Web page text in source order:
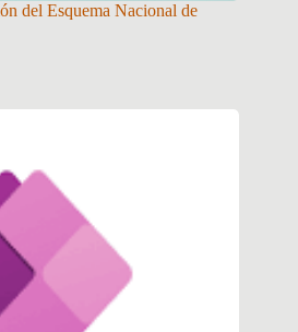
del Esquema Nacional de